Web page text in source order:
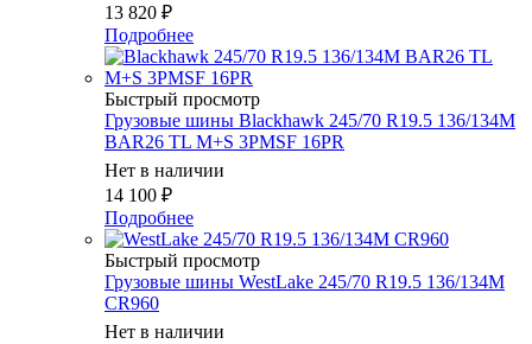
13 820 ₽
Подробнее
Быстрый просмотр
Грузовые шины Blackhawk 245/70 R19.5 136/134M
BAR26 TL M+S 3PMSF 16PR
Нет в наличии
14 100 ₽
Подробнее
Быстрый просмотр
Грузовые шины WestLake 245/70 R19.5 136/134M
CR960
Нет в наличии